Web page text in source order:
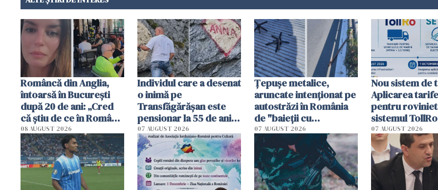
Româncă din Anglia,
întoarsă în București
după 20 de ani: „Cred
că știu de ce în România
se trăiește mai bine ca
în Anglia. E schimbat"
08 AUGUST 2026
Individul care a desenat
o inimă pe
Transfăgărășan este
pensionar la 55 de ani.
Poliția l-a identificat
07 AUGUST 2026
Țepușe metalice,
aruncate intenționat pe
autostrăzi în România
de "baieții cu
platforme": "Mi-au
cerut 1200 lei să mă
tracteze"
07 AUGUST 2026
Nou sistem de
Aplicarea
pentru
sistemul
începe la 1
07 AUGUST 2026